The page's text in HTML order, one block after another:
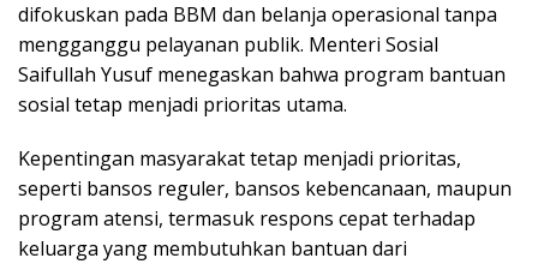
difokuskan pada BBM dan belanja operasional tanpa
mengganggu pelayanan publik. Menteri Sosial
Saifullah Yusuf menegaskan bahwa program bantuan
sosial tetap menjadi prioritas utama.
Kepentingan masyarakat tetap menjadi prioritas,
seperti bansos reguler, bansos kebencanaan, maupun
program atensi, termasuk respons cepat terhadap
keluarga yang membutuhkan bantuan dari